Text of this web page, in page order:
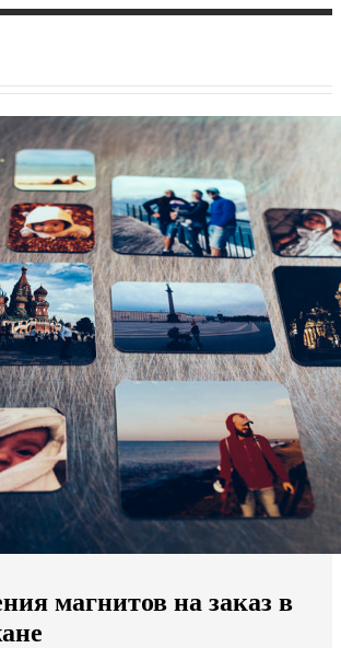
всему мирумагнитов на заказ в